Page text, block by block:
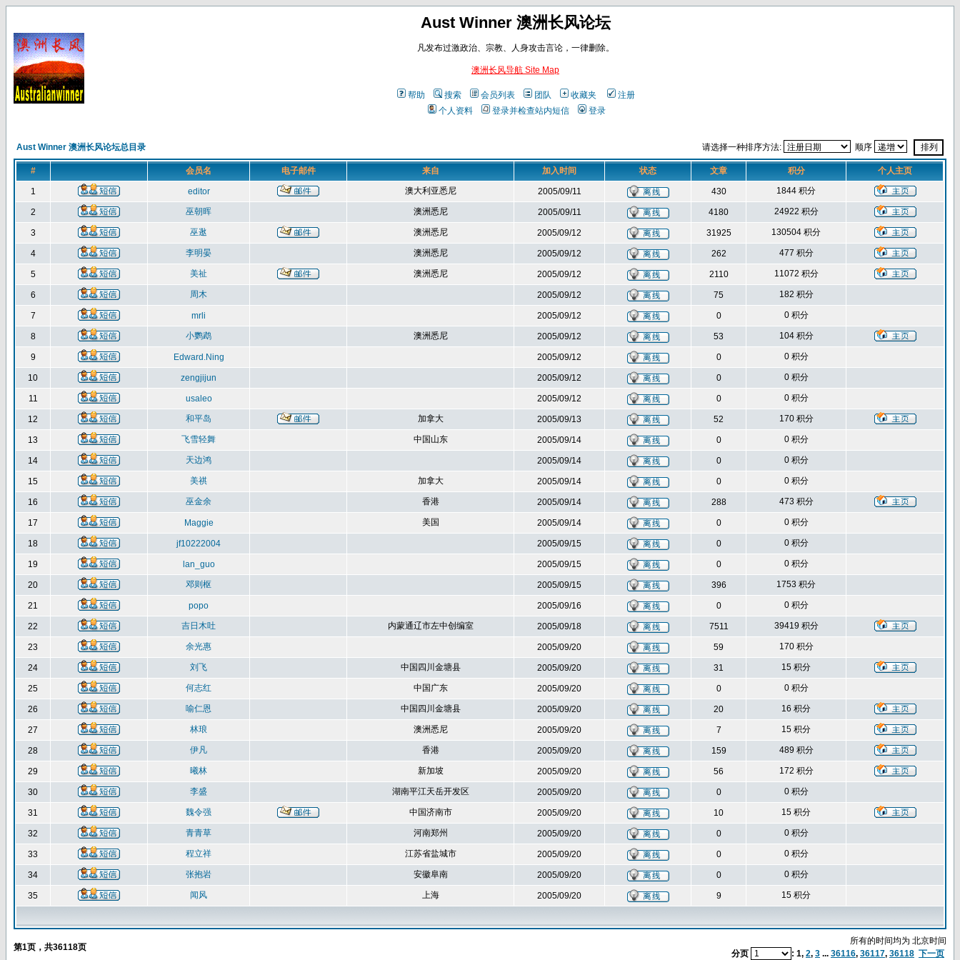
Aust Winner 澳洲长风论坛
凡发布过激政治、宗教、人身攻击言论，一律删除。
澳洲长风导航 Site Map
帮助 搜索 会员列表 团队 收藏夹
注册
个人资料
登录并检查站内短信 登录
Aust Winner 澳洲长风论坛总目录 请选择一种排序方法: 顺序
# 会员名 电子邮件 来自 加入时间 状态 文章 积分 个人主页
1 editor 澳大利亚悉尼 2005/09/11 430 1844 积分
2 巫朝晖 澳洲悉尼 2005/09/11 4180 24922 积分
3 巫逖 澳洲悉尼 2005/09/12 31925 130504 积分
4 李明晏 澳洲悉尼 2005/09/12 262 477 积分
5 美祉 澳洲悉尼 2005/09/12 2110 11072 积分
6 周木 2005/09/12 75 182 积分
7 mrli 2005/09/12 0 0 积分
8 小鹦鹉 澳洲悉尼 2005/09/12 53 104 积分
9 Edward.Ning 2005/09/12 0 0 积分
10 zengjijun 2005/09/12 0 0 积分
11 usaleo 2005/09/12 0 0 积分
12 和平岛 加拿大 2005/09/13 52 170 积分
13 飞雪轻舞 中国山东 2005/09/14 0 0 积分
14 天边鸿 2005/09/14 0 0 积分
15 美祺 加拿大 2005/09/14 0 0 积分
16 巫金余 香港 2005/09/14 288 473 积分
17 Maggie 美国 2005/09/14 0 0 积分
18 jf10222004 2005/09/15 0 0 积分
19 lan_guo 2005/09/15 0 0 积分
20 邓则枢 2005/09/15 396 1753 积分
21 popo 2005/09/16 0 0 积分
22 吉日木吐 内蒙通辽市左中创编室 2005/09/18 7511 39419 积分
23 余光惠 2005/09/20 59 170 积分
24 刘飞 中国四川金塘县 2005/09/20 31 15 积分
25 何志红 中国广东 2005/09/20 0 0 积分
26 喻仁恩 中国四川金塘县 2005/09/20 20 16 积分
27 林琅 澳洲悉尼 2005/09/20 7 15 积分
28 伊凡 香港 2005/09/20 159 489 积分
29 曦林 新加坡 2005/09/20 56 172 积分
30 李盛 湖南平江天岳开发区 2005/09/20 0 0 积分
31 魏令强 中国济南市 2005/09/20 10 15 积分
32 青青草 河南郑州 2005/09/20 0 0 积分
33 程立祥 江苏省盐城市 2005/09/20 0 0 积分
34 张抱岩 安徽阜南 2005/09/20 0 0 积分
35 闻风 上海 2005/09/20 9 15 积分
第1页，共36118页
所有的时间均为 北京时间
分页
: 1, 2, 3 ... 36116, 36117, 36118 下一页